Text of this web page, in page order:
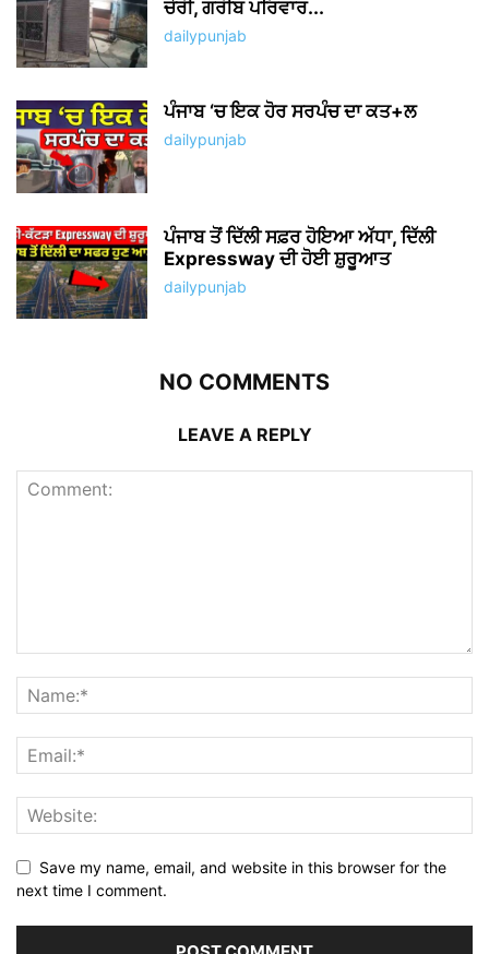
ਚੋਰੀ, ਗਰੀਬ ਪਰਿਵਾਰ...
dailypunjab
ਪੰਜਾਬ ‘ਚ ਇਕ ਹੋਰ ਸਰਪੰਚ ਦਾ ਕਤ+ਲ
dailypunjab
ਪੰਜਾਬ ਤੋਂ ਦਿੱਲੀ ਸਫ਼ਰ ਹੋਇਆ ਅੱਧਾ, ਦਿੱਲੀ
Expressway ਦੀ ਹੋਈ ਸ਼ੁਰੂਆਤ
dailypunjab
NO COMMENTS
LEAVE A REPLY
Save my name, email, and website in this browser for the
next time I comment.